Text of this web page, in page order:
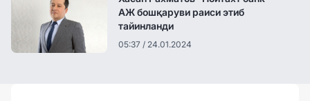
АЖ бошқаруви раиси этиб
тайинланди
05:37 / 24.01.2024